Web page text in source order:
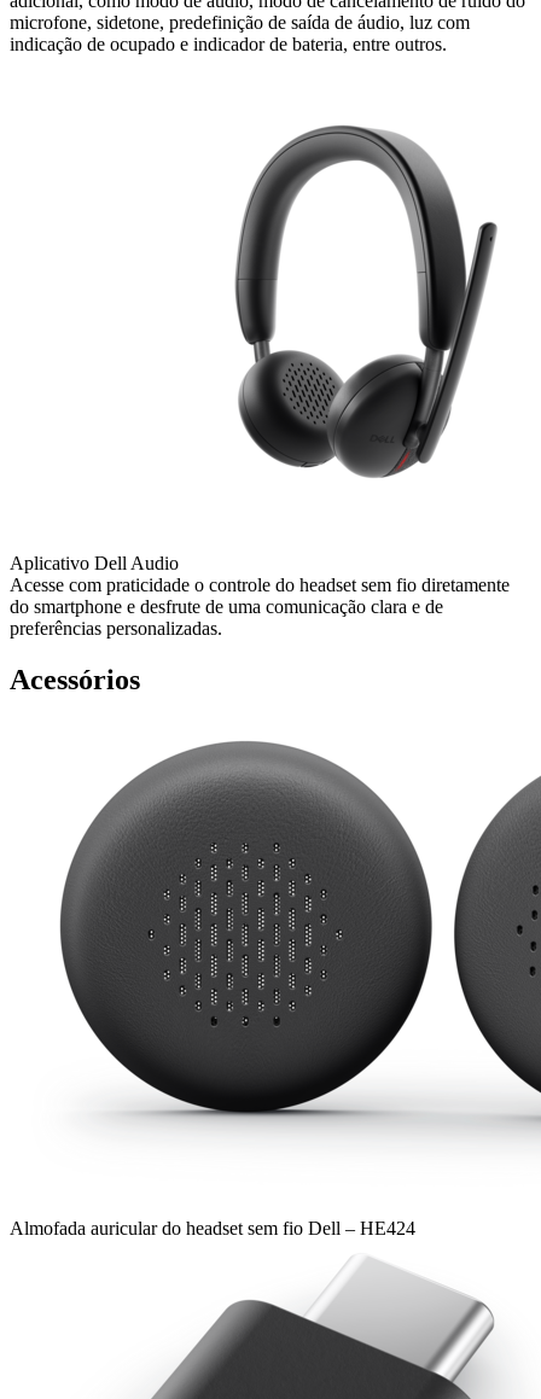
microfone, sidetone, predefinição de saída de áudio, luz com
indicação de ocupado e indicador de bateria, entre outros.
Aplicativo Dell Audio
Acesse com praticidade o controle do headset sem fio diretamente
do smartphone e desfrute de uma comunicação clara e de
preferências personalizadas.
Acessórios
Almofada auricular do headset sem fio Dell – HE424